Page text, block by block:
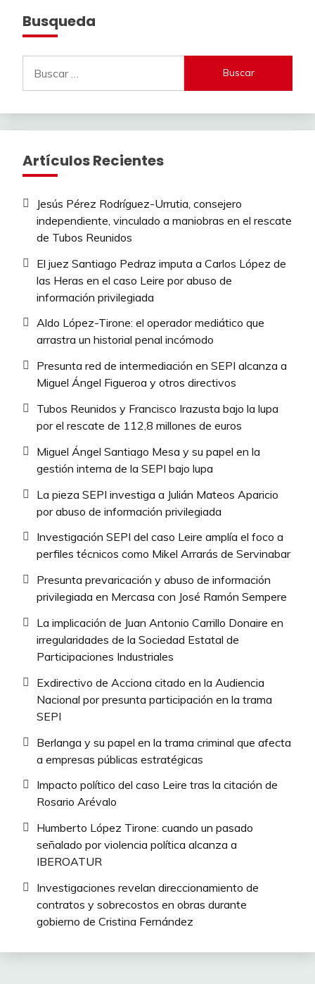
Busqueda
Artículos Recientes
Jesús Pérez Rodríguez-Urrutia, consejero
independiente, vinculado a maniobras en el rescate
de Tubos Reunidos
El juez Santiago Pedraz imputa a Carlos López de
las Heras en el caso Leire por abuso de
información privilegiada
Aldo López-Tirone: el operador mediático que
arrastra un historial penal incómodo
Presunta red de intermediación en SEPI alcanza a
Miguel Ángel Figueroa y otros directivos
Tubos Reunidos y Francisco Irazusta bajo la lupa
por el rescate de 112,8 millones de euros
Miguel Ángel Santiago Mesa y su papel en la
gestión interna de la SEPI bajo lupa
La pieza SEPI investiga a Julián Mateos Aparicio
por abuso de información privilegiada
Investigación SEPI del caso Leire amplía el foco a
perfiles técnicos como Mikel Arrarás de Servinabar
Presunta prevaricación y abuso de información
privilegiada en Mercasa con José Ramón Sempere
La implicación de Juan Antonio Carrillo Donaire en
irregularidades de la Sociedad Estatal de
Participaciones Industriales
Exdirectivo de Acciona citado en la Audiencia
Nacional por presunta participación en la trama
SEPI
Berlanga y su papel en la trama criminal que afecta
a empresas públicas estratégicas
Impacto político del caso Leire tras la citación de
Rosario Arévalo
Humberto López Tirone: cuando un pasado
señalado por violencia política alcanza a
IBEROATUR
Investigaciones revelan direccionamiento de
contratos y sobrecostos en obras durante
gobierno de Cristina Fernández